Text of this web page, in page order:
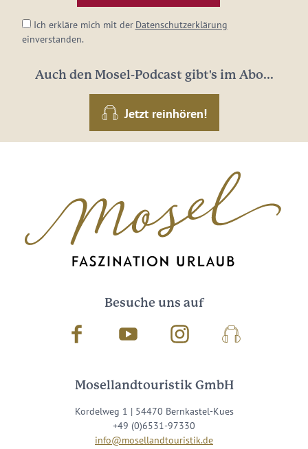
Ich erkläre mich mit der Datenschutzerklärung
einverstanden.
Auch den Mosel-Podcast gibt's im Abo...
Jetzt reinhören!
Besuche uns auf
Facebook Youtube InstagramPodcast
Mosellandtouristik GmbH
Kordelweg 1 | 54470 Bernkastel-Kues
+49 (0)6531-97330
info@mosellandtouristik.de